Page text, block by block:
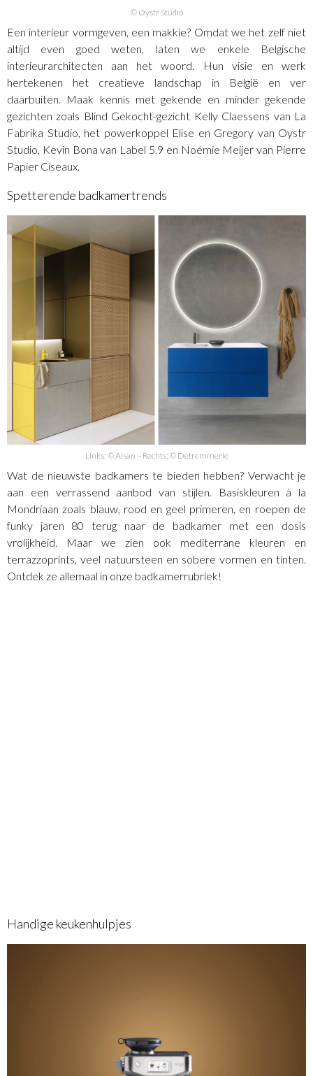
© Oystr Studio
Een interieur vormgeven, een makkie? Omdat we het zelf niet
altijd even goed weten, laten we enkele Belgische
interieurarchitecten aan het woord. Hun visie en werk
hertekenen het creatieve landschap in België en ver
daarbuiten. Maak kennis met gekende en minder gekende
gezichten zoals Blind Gekocht-gezicht Kelly Claessens van La
Fabrika Studio, het powerkoppel Elise en Gregory van Oystr
Studio, Kevin Bona van Label 5.9 en Noémie Meijer van Pierre
Papier Ciseaux.
Spetterende badkamertrends
Links: © Alsan – Rechts: © Detremmerie
Wat de nieuwste badkamers te bieden hebben? Verwacht je
aan een verrassend aanbod van stijlen. Basiskleuren à la
Mondriaan zoals blauw, rood en geel primeren, en roepen de
funky jaren 80 terug naar de badkamer met een dosis
vrolijkheid. Maar we zien ook mediterrane kleuren en
terrazzoprints, veel natuursteen en sobere vormen en tinten.
Ontdek ze allemaal in onze badkamerrubriek!
Handige keukenhulpjes